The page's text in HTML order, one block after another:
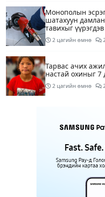
Монополын эсрэг
шатахуун
тавихыг үүрэгдэв
2 цагийн өмнө
Тарвас ачих
настай охиныг 7
2 цагийн өмнө
торгууль
цуцлах хүртэл
Боловсролын
компанийн
ажиллагааг